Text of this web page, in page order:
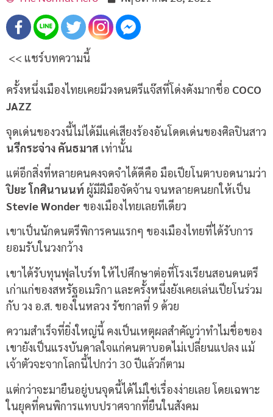
<< แชร์บทความนี้
ครั้งหนึ่งเมืองไทยเคยมีวงดนตรีแจ๊สที่โด่งดังมากชื่อ COCO
JAZZ
จุดเด่นของวงนี้ไม่ได้มีแค่เสียงร้องอันโดดเด่นของศิลปินสาว
นรีกระจ่าง คันธมาส เท่านั้น
แต่อีกสิ่งที่หลายคนคงจดจำได้ดีคือ มือเปียโนตาบอดนามว่า
ปิยะ โกศินานนท์ ผู้มีฝีมือจัดจ้าน จนหลายคนยกให้เป็น
Stevie Wonder ของเมืองไทยเลยทีเดียว
เขาเป็นนักดนตรีพิการคนแรกๆ ของเมืองไทยที่ได้รับการ
ยอมรับในวงกว้าง
เขาได้รับทุนฟุลไบร์ท ให้ไปศึกษาต่อที่โรงเรียนสอนดนตรี
เก่าแก่ของสหรัฐอเมริกา และครั้งหนึ่งยังเคยเล่นเปียโนร่วม
กับ วง อ.ส. ของในหลวง รัชกาลที่ 9 ด้วย
ความสำเร็จที่ยิ่งใหญ่นี้ คงเป็นเหตุผลสำคัญว่าทำไมชื่อของ
เขายังเป็นแรงบันดาลใจแก่คนตาบอดไม่เปลี่ยนแปลง แม้
เจ้าตัวจะจากโลกนี้ไปกว่า 30 ปีแล้วก็ตาม
แต่กว่าจะมายืนอยู่บนจุดนี้ได้ไม่ใช่เรื่องง่ายเลย โดยเฉพาะ
ในยุคที่คนพิการแทบปราศจากที่ยืนในสังคม